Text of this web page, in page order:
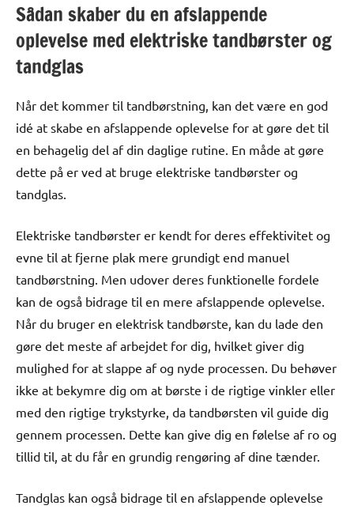
Sådan skaber du en afslappende
oplevelse med elektriske tandbørster og
tandglas
Når det kommer til tandbørstning, kan det være en god
idé at skabe en afslappende oplevelse for at gøre det til
en behagelig del af din daglige rutine. En måde at gøre
dette på er ved at bruge elektriske tandbørster og
tandglas.
Elektriske tandbørster er kendt for deres effektivitet og
evne til at fjerne plak mere grundigt end manuel
tandbørstning. Men udover deres funktionelle fordele
kan de også bidrage til en mere afslappende oplevelse.
Når du bruger en elektrisk tandbørste, kan du lade den
gøre det meste af arbejdet for dig, hvilket giver dig
mulighed for at slappe af og nyde processen. Du behøver
ikke at bekymre dig om at børste i de rigtige vinkler eller
med den rigtige trykstyrke, da tandbørsten vil guide dig
gennem processen. Dette kan give dig en følelse af ro og
tillid til, at du får en grundig rengøring af dine tænder.
Tandglas kan også bidrage til en afslappende oplevelse